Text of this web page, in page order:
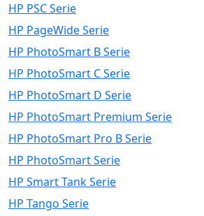
HP PSC Serie
HP PageWide Serie
HP PhotoSmart B Serie
HP PhotoSmart C Serie
HP PhotoSmart D Serie
HP PhotoSmart Premium Serie
HP PhotoSmart Pro B Serie
HP PhotoSmart Serie
HP Smart Tank Serie
HP Tango Serie